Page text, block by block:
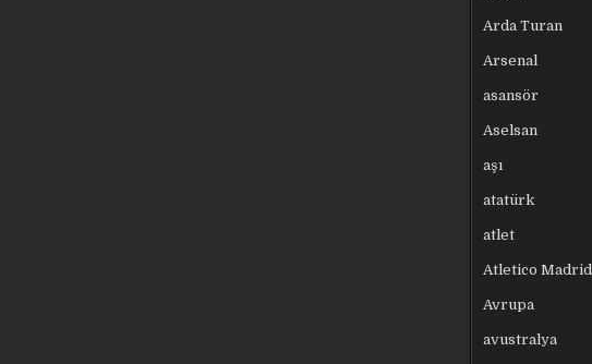
Arda Turan
Arsenal
asansör
Aselsan
aşı
atatürk
atlet
Atletico Madrid
Avrupa
avustralya